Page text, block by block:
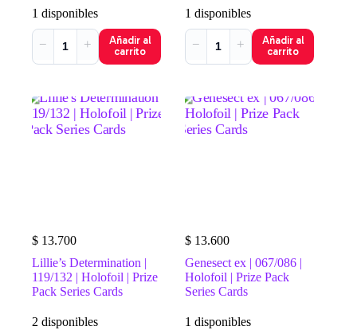
1 disponibles
− +
Añadir al
carrito
1 disponibles
− +
Añadir al
carrito
$ 13.700
Lillie’s Determination |
119/132 | Holofoil | Prize
Pack Series Cards
2 disponibles
$ 13.600
Genesect ex | 067/086 |
Holofoil | Prize Pack
Series Cards
1 disponibles